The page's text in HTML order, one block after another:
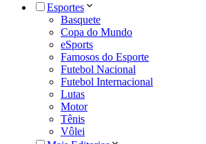
Esportes
Basquete
Copa do Mundo
eSports
Famosos do Esporte
Futebol Nacional
Futebol Internacional
Lutas
Motor
Tênis
Vôlei